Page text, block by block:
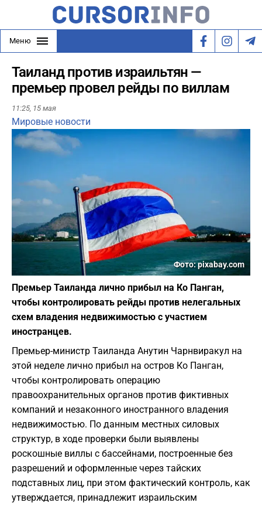
Меню
Таиланд против израильтян —
премьер провел рейды по виллам
11:25, 15 мая
Мировые новости
Фото: pixabay.com
Премьер Таиланда лично прибыл на Ко Панган,
чтобы контролировать рейды против нелегальных
схем владения недвижимостью с участием
иностранцев.
Премьер-министр Таиланда Анутин Чарнвиракул на
этой неделе лично прибыл на остров Ко Панган,
чтобы контролировать операцию
правоохранительных органов против фиктивных
компаний и незаконного иностранного владения
недвижимостью. По данным местных силовых
структур, в ходе проверки были выявлены
роскошные виллы с бассейнами, построенные без
разрешений и оформленные через тайских
подставных лиц, при этом фактический контроль, как
утверждается, принадлежит израильским